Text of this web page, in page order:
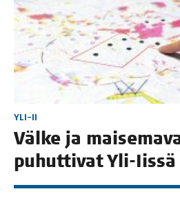
YLI-II
Väl­ke ja
puhut­ti­vat Yli-Iissä